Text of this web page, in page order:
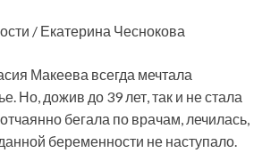
/ Екатерина Чеснокова
Макеева всегда мечтала
Но, дожив до 39 лет, так и не стала
бегала по врачам, лечилась,
беременности не наступало.